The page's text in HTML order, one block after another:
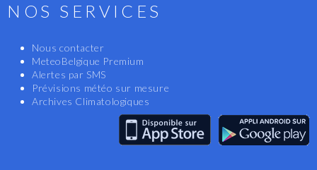
NOS SERVICES
Nous contacter
MeteoBelgique Premium
Alertes par SMS
Prévisions météo sur mesure
Archives Climatologiques